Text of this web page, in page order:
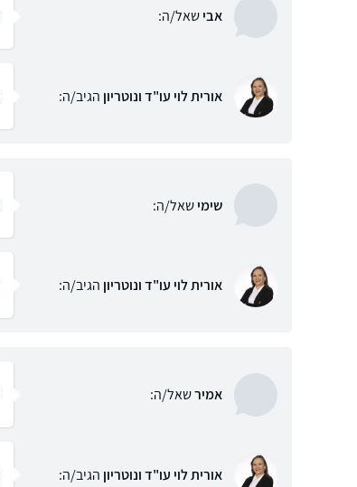
אבישאל/ה:
אורית לוי עו"ד ונוטריון הגיב/ה:
שימישאל/ה:
אורית לוי עו"ד ונוטריון הגיב/ה:
אמירשאל/ה:
אורית לוי עו"ד ונוטריון הגיב/ה: